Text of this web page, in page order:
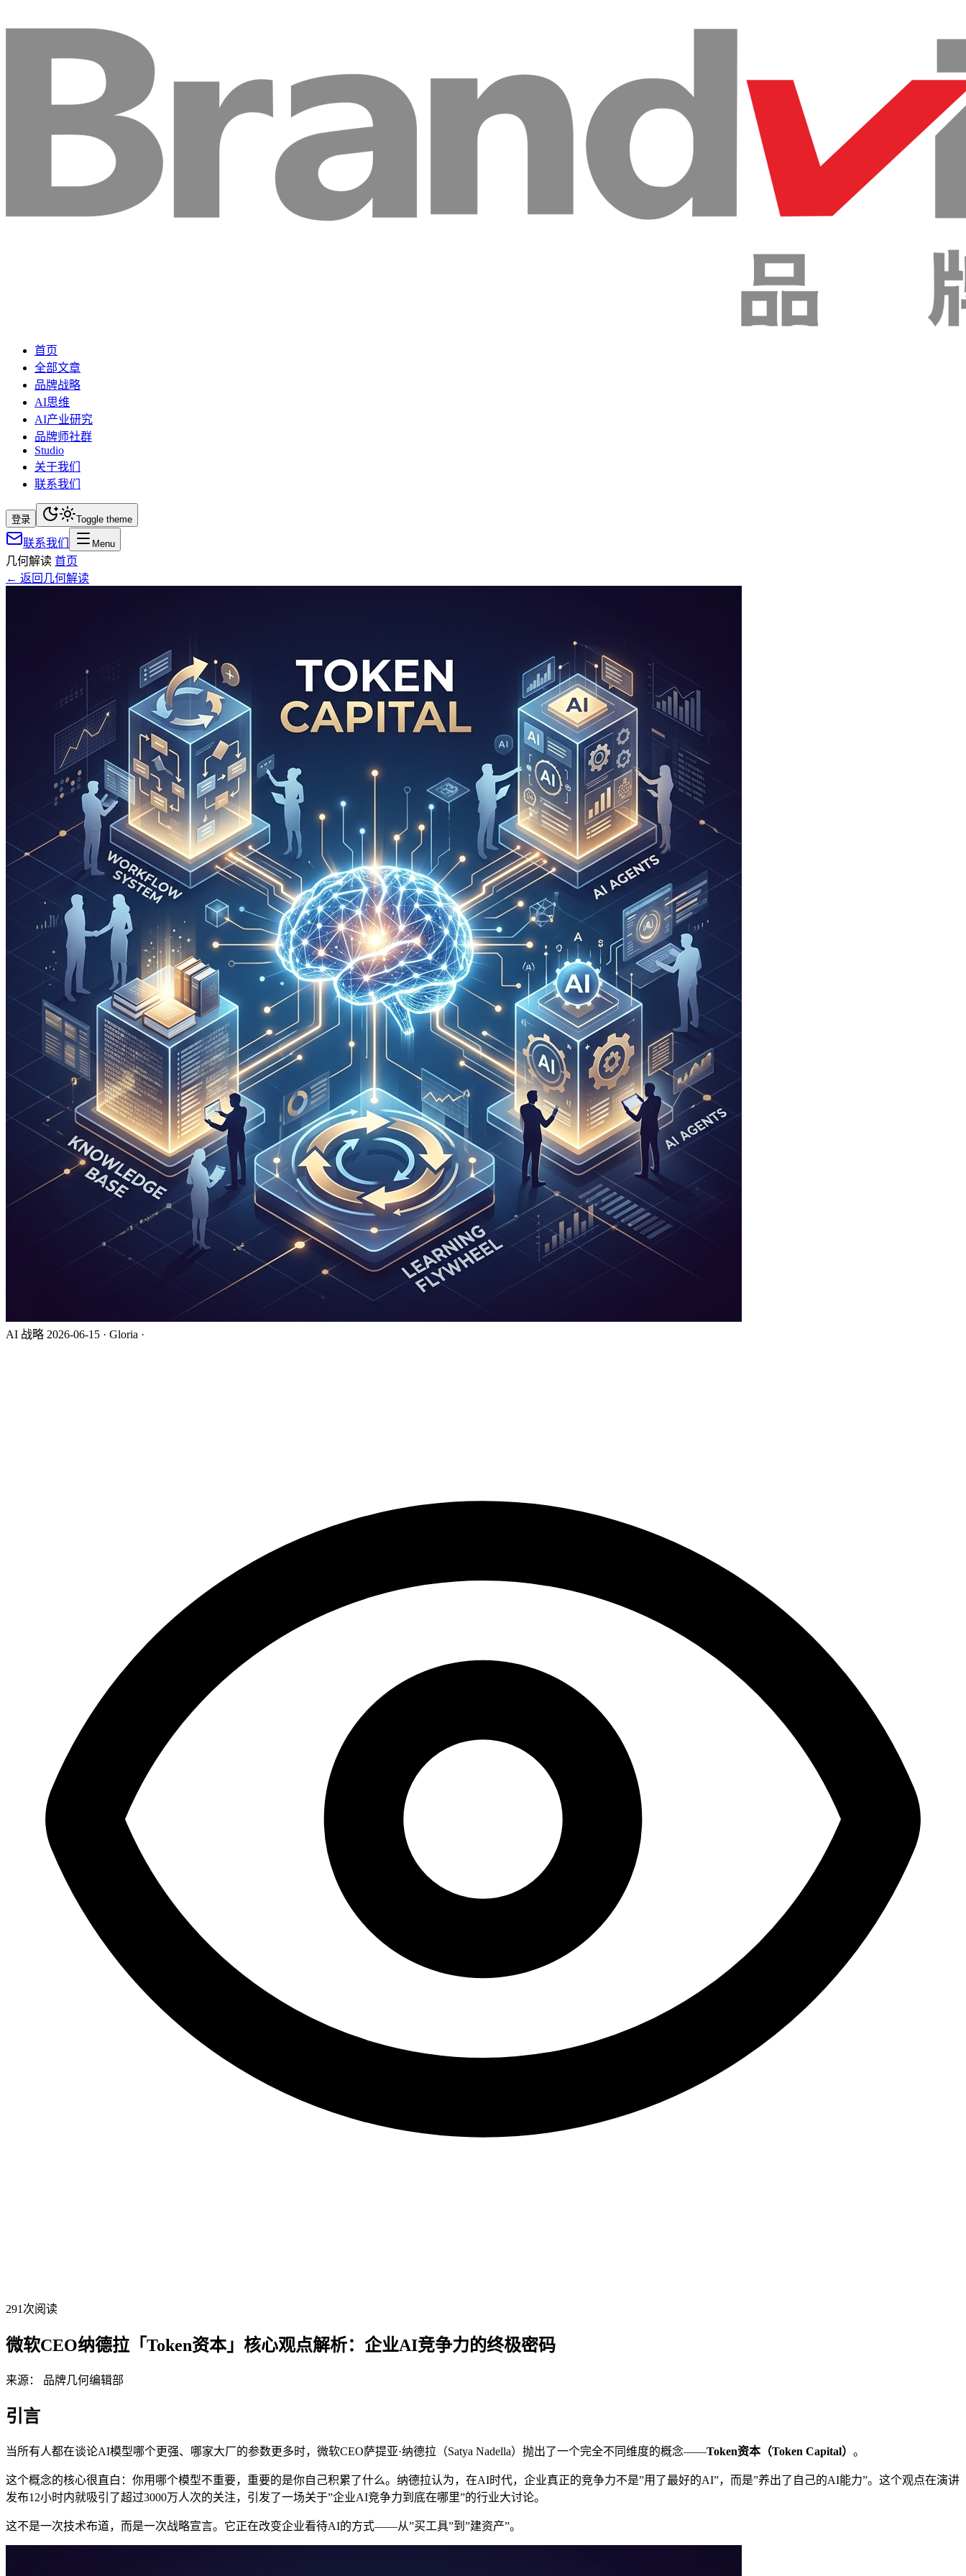
首页
全部文章
品牌战略
AI思维
AI产业研究
品牌师社群
Studio
关于我们
联系我们
登录 Toggle theme
联系我们 Menu
几何解读 首页
← 返回几何解读
AI 战略 2026-06-15 · Gloria ·
291 次阅读
微软CEO纳德拉「Token资本」核心观点解析：企业AI竞争力的终极密码
来源： 品牌几何编辑部
引言
当所有人都在谈论AI模型哪个更强、哪家大厂的参数更多时，微软CEO萨提亚·纳德拉（Satya Nadella）抛出了一个完全不同维度的概念——Token资本（Token Capital） 。
这个概念的核心很直白：你用哪个模型不重要，重要的是你自己积累了什么。纳德拉认为，在AI时代，企业真正的竞争力不是”用了最好的AI”，而是”养出了自己的AI能力”。这个观点在演讲
发布12小时内就吸引了超过3000万人次的关注，引发了一场关于”企业AI竞争力到底在哪里”的行业大讨论。
这不是一次技术布道，而是一次战略宣言。它正在改变企业看待AI的方式——从”买工具”到”建资产”。